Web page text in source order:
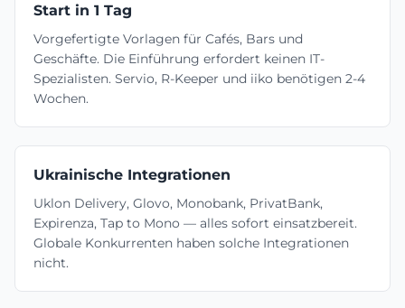
Start in 1 Tag
Vorgefertigte Vorlagen für Cafés, Bars und
Geschäfte. Die Einführung erfordert keinen IT-
Spezialisten. Servio, R-Keeper und iiko benötigen 2-4
Wochen.
Ukrainische Integrationen
Uklon Delivery, Glovo, Monobank, PrivatBank,
Expirenza, Tap to Mono — alles sofort einsatzbereit.
Globale Konkurrenten haben solche Integrationen
nicht.